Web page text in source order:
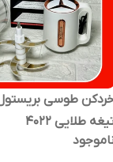
طلایی ۴۰۲۲